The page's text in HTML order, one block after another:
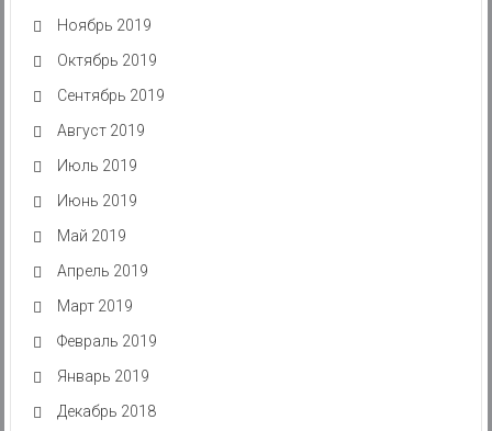
Ноябрь 2019
Октябрь 2019
Сентябрь 2019
Август 2019
Июль 2019
Июнь 2019
Май 2019
Апрель 2019
Март 2019
Февраль 2019
Январь 2019
Декабрь 2018